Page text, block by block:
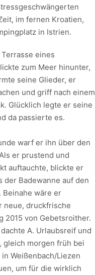
im fernen Kroatien,
in Istrien.
eines
zum Meer hinunter,
seine Glieder, er
und griff nach einem
Glücklich legte er seine
da passierte es.
warf er ihn über den
er prustend und
auftauchte, blickte er
der Badewanne auf den
Beinahe wäre er
neue, druckfrische
2015 von Gebetsroither.
A. Urlaubsreif und
gleich morgen früh bei
Weißenbach/Liezen
um für die wirklich